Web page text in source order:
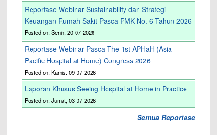
Reportase Webinar Sustainability dan Strategi
Keuangan Rumah Sakit Pasca PMK No. 6 Tahun 2026
Posted on: Senin, 20-07-2026
Reportase Webinar Pasca The 1st APHaH (Asia
Pacific Hospital at Home) Congress 2026
Posted on: Kamis, 09-07-2026
Laporan Khusus Seeing Hospital at Home in Practice
Posted on: Jumat, 03-07-2026
Semua Reportase